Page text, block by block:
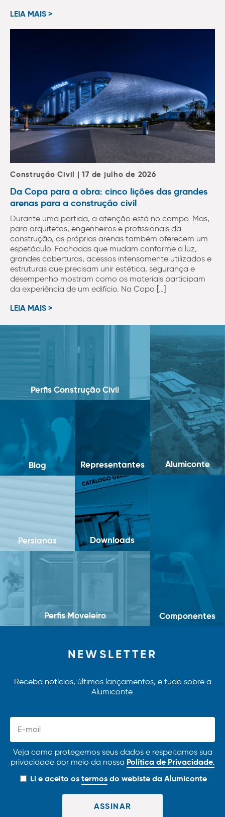
LEIA MAIS >
Construção Civil | 17 de julho de 2026
Da Copa para a obra: cinco lições das grandes
arenas para a construção civil
Durante uma partida, a atenção está no campo. Mas,
para arquitetos, engenheiros e profissionais da
construção, as próprias arenas também oferecem um
espetáculo. Fachadas que mudam conforme a luz,
grandes coberturas, acessos intensamente utilizados e
estruturas que precisam unir estética, segurança e
desempenho mostram como os materiais participam
da experiência de um edifício. Na Copa […]
LEIA MAIS >
Perfis Construção Civil
Alumiconte
Blog Representantes
Componentes
Persianas Downloads
Perfis Moveleiro
NEWSLETTER
Receba notícias, últimos lançamentos, e tudo sobre a
Alumiconte.
Veja como protegemos seus dados e respeitamos sua
privacidade por meio da nossa Política de Privacidade.
Li e aceito ostermosdo webiste da Alumiconte